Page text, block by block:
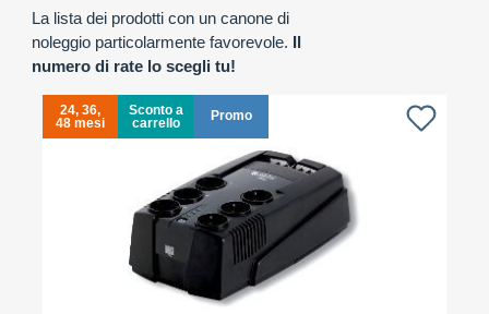
La lista dei prodotti con un canone di
noleggio particolarmente favorevole. Il
numero di rate lo scegli tu!
24, 36,
48 mesi
Sconto a
carrello
Promo